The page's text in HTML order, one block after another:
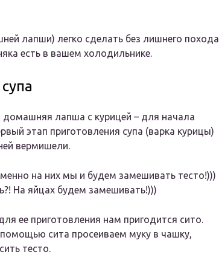
лапши) легко сделать без лишнего похода
есть в вашем холодильнике.
домашняя лапша с курицей – для начала
этап приготовления супа (варка курицы)
вермишели.
на них мы и будем замешивать тесто!)))
На яйцах будем замешивать!)))
ее приготовления нам пригодится сито.
сита просеиваем муку в чашку,
тесто.